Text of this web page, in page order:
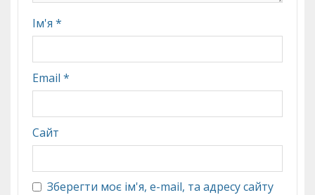
Ім'я *
Email *
Сайт
Зберегти моє ім'я, e-mail, та адресу сайту